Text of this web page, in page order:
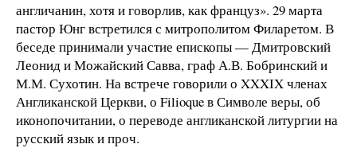
англичанин, хотя и говорлив, как француз». 29 марта
пастор Юнг встретился с митрополитом Филаретом. В
беседе принимали участие епископы — Дмитровский
Леонид и Можайский Савва, граф А.В. Бобринский и
М.М. Сухотин. На встрече говорили о XXXIX членах
Англиканской Церкви, о Filioque в Символе веры, об
иконопочитании, о переводе англиканской литургии на
русский язык и проч.